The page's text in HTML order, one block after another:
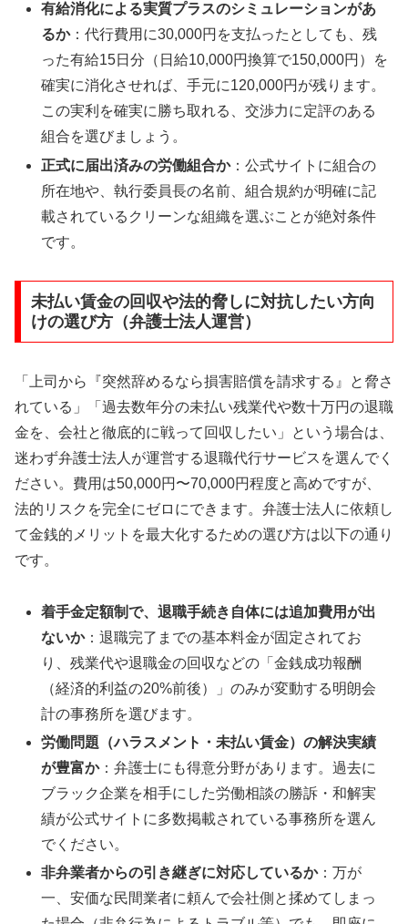
有給消化による実質プラスのシミュレーションがあ
るか：代行費用に30,000円を支払ったとしても、残
った有給15日分（日給10,000円換算で150,000円）を
確実に消化させれば、手元に120,000円が残ります。
この実利を確実に勝ち取れる、交渉力に定評のある
組合を選びましょう。
正式に届出済みの労働組合か：公式サイトに組合の
所在地や、執行委員長の名前、組合規約が明確に記
載されているクリーンな組織を選ぶことが絶対条件
です。
未払い賃金の回収や法的脅しに対抗したい方向
けの選び方（弁護士法人運営）
「上司から『突然辞めるなら損害賠償を請求する』と脅さ
れている」「過去数年分の未払い残業代や数十万円の退職
金を、会社と徹底的に戦って回収したい」という場合は、
迷わず弁護士法人が運営する退職代行サービスを選んでく
ださい。費用は50,000円〜70,000円程度と高めですが、
法的リスクを完全にゼロにできます。弁護士法人に依頼し
て金銭的メリットを最大化するための選び方は以下の通り
です。
着手金定額制で、退職手続き自体には追加費用が出
ないか：退職完了までの基本料金が固定されてお
り、残業代や退職金の回収などの「金銭成功報酬
（経済的利益の20%前後）」のみが変動する明朗会
計の事務所を選びます。
労働問題（ハラスメント・未払い賃金）の解決実績
が豊富か：弁護士にも得意分野があります。過去に
ブラック企業を相手にした労働相談の勝訴・和解実
績が公式サイトに多数掲載されている事務所を選ん
でください。
非弁業者からの引き継ぎに対応しているか：万が
一、安価な民間業者に頼んで会社側と揉めてしまっ